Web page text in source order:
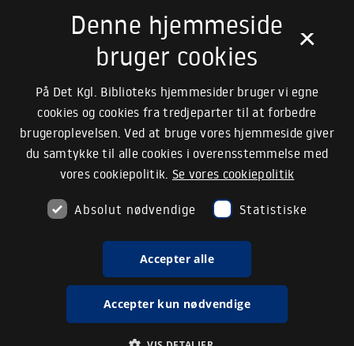
×
Denne hjemmeside
bruger cookies
På Det Kgl. Biblioteks hjemmesider bruger vi egne
cookies og cookies fra tredjeparter til at forbedre
brugeroplevelsen. Ved at bruge vores hjemmeside giver
du samtykke til alle cookies i overensstemmelse med
vores cookiepolitik. Se vores cookiepolitik
Absolut nødvendige Statistiske
Accepter alle
Accepter kun nødvendige